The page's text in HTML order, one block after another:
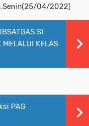
04/2022)
SI
MELALUI KELAS
PAG